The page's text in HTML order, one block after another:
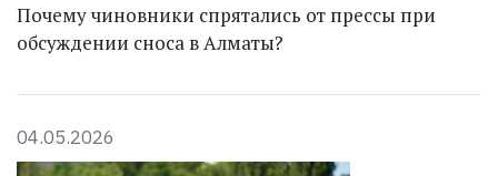
Почему чиновники спрятались от прессы при
обсуждении сноса в Алматы?
04.05.2026